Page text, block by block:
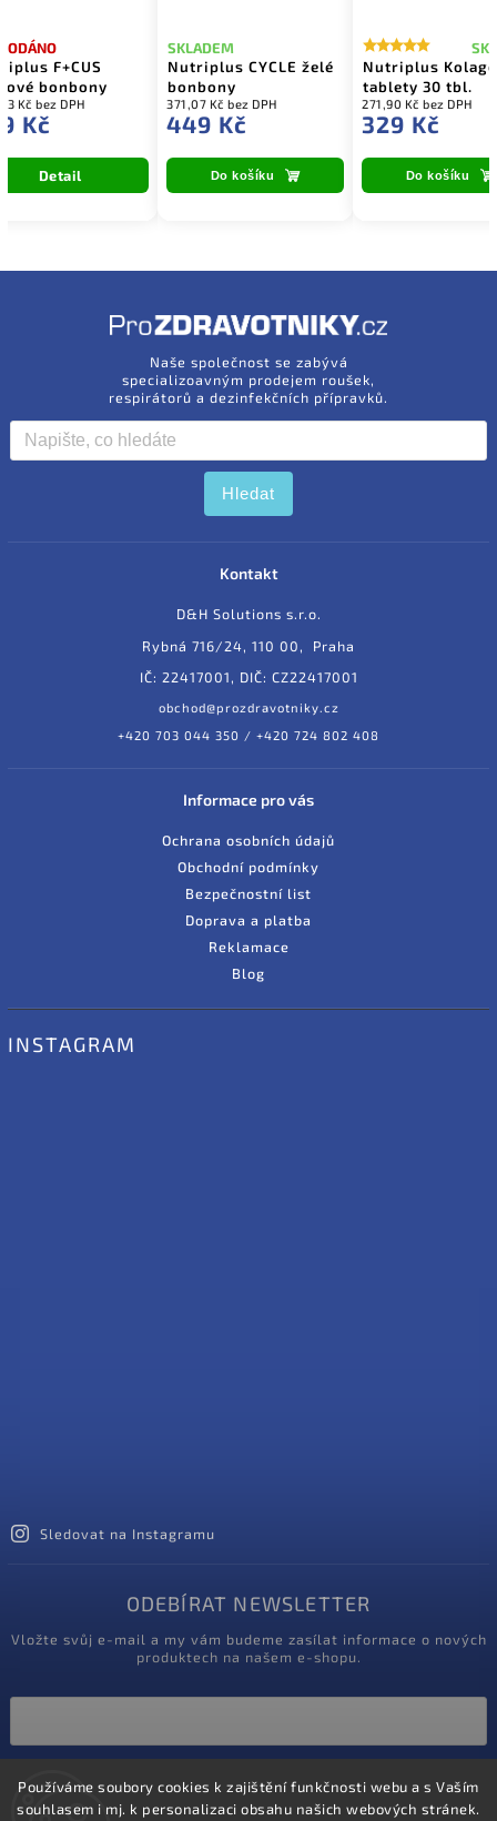
Používáme soubory cookies k zajištění funkčnosti webu a s Vaším
souhlasem i mj. k personalizaci obsahu našich webových stránek.
F+CUS
bonbony
Kč bez DPH
Kč
Detail
Nutriplus CYCLE želé
bonbony
SKLADEM
371,07 Kč bez DPH
449 Kč
Do košíku
Nutriplus
tablety 30 tbl.
271,90 Kč bez DPH
329 Kč
Do košíku
Naše společnost se zabývá
specializoavným prodejem roušek,
respirátorů a dezinfekčních přípravků.
Hledat
Kontakt
D&H Solutions s.r.o.
Rybná 716/24, 110 00, Praha
IČ: 22417001, DIČ: CZ22417001
obchod@prozdravotniky.cz
+420 703 044 350 / +420 724 802 408
Informace pro vás
Ochrana osobních údajů
Obchodní podmínky
Bezpečnostní list
Doprava a platba
Reklamace
Blog
INSTAGRAM
Sledovat na Instagramu
ODEBÍRAT NEWSLETTER
Vložte svůj e-mail a my vám budeme zasílat informace o nových
produktech na našem e-shopu.
podmínkami ochrany osobních údajů